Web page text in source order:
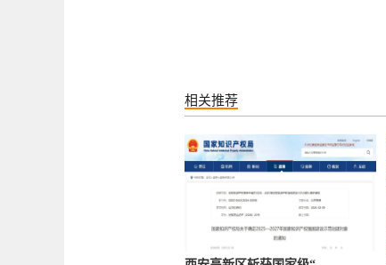
相关推荐